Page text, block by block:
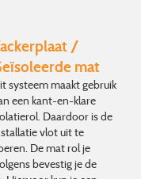
/
eïsoleerde mat
systeem maakt gebruik
een kant-en-klare
Daardoor is de
vlot uit te
De mat rol je
bevestig je de